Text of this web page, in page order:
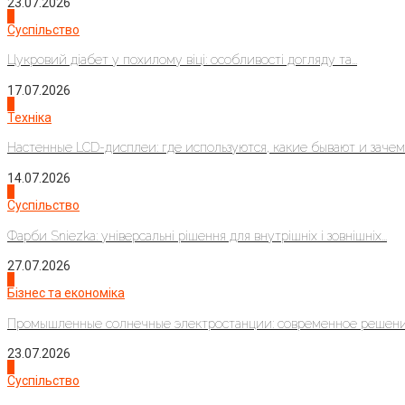
Суспільство
Цукровий діабет у похилому віці: особливості догляду та...
17.07.2026
Техніка
Настенные LCD-дисплеи: где используются, какие бывают и
14.07.2026
Суспільство
Фарби Sniezka: універсальні рішення для внутрішніх і зовнішніх...
27.07.2026
Бізнес та економіка
Промышленные солнечные электростанции: современное
23.07.2026
Суспільство